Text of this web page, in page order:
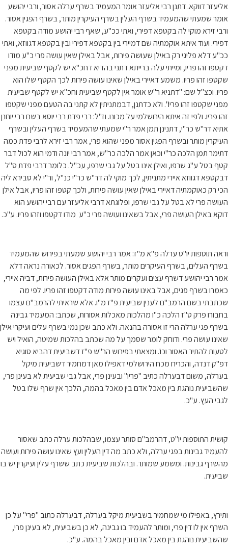
אליעזר דווקא. דתנן רבי אליעזר אומר המעמיד בשרף ערלה אסור, ורבי יהושע
אומר שמעתי שהמעמיד בשרף העלין בשרף העיקרין מותר, בשרף הפגין אסור.
ורבי זירא מוקי לה בקטפא דפירי, ואתי ככ"ע, שאף רבי יהושע מודה בקטפא
דפירי. ועוד איתא אוקמתיה שם דמיירי בין בקטפא דפירי ובין בקטפא דגווזא, ואתי
ככ"ע דלא פליגי רק באילן שעושה פירות, אבל באילן שאין עושה פרי כ"ע מודו
דקטפו זהו פריו, ומייתי עלה ברייתא דתני בהדיא דחכ"א יש לקטף שביעית מפני
שקטפו זהו פריו. משמע דאיירי באילן שאינו עושה פירות לכך הקטף שלו הוא
פריו. וכצ"ל שם: "דתניא ר"ש אומר אין לקטף שביעית וחכ"א יש לקטף שביעית
מפני שקטפו זהו פריו". ולא כדתנן, דבמתניתין לא קתני בה הטעם מפני שקטפו
זהו פריו. ולפי זה איתא הירושלמי על מכונו. וז"ל: רבי פדת רבי יוסא בשם רבי יוחנן
אתיא דר"ש כר"י, דתנינן תמן אמר ר"י שמעתי שהמעמיד בשרף העלין ובשרף
העיקרין מותר ובשרף הפגין אסור מפני שהוא פרי, אמר רבי זירא לרבי פדת כמה
דתימר תמן הלכה כר"י וכאן אמר הלכה כר"ש, אמר רבי יונה ודמי הוא לכול דבר
קטף בטל ע"ג שרפו, ואילן אינו בטל על גבי שרפו, עכ"ל. כלומר דרבי פדת ס"ל
דבקטפא דגווזא איירי מתניתין, לכך מוקי לה דר"ש כר"י כנ"ל, ור"י לא סבירא ליה
הכי רק כאוקמתיה דאיירי באילן שאין עושה פירות, ולכך קטפו זהו פריו, אבל אילן
העושה פרי לא בטל על גבי שרפו, ופלוגתא דרבי אליעזר עם רבי יהושע הוא
דוקא באילן העושה פרי, אבל בשאינו ועושה פרי כ"ע מודו דקטפו וזהו פריו. ע"כ.
וראה תוספות יו"ט ערלה פ"א מ"ז: אמר רבי יהושע שמעתי בפירוש שהמעמיד
בשרף העלים, בשרף העיקרים מותר, בשרף הפגים אסור. לכאורה נראה דלא
אמר רבי יהושע דשרף עצים ועקרים מותר אלא באילן העושה פירות, דביה איירי,
כאמרו בשרף פגים, אבל באינו עושה פירות מודה דקטפו זהו פריו. לפי מה
שכתבתי בשם הרמב"ם לענין שביעית פ"ז מ"ו. אלא שראיתי להרמב"ם עצמו
בחבורו פרק ט"ז הלכה כ"ו מהלכות מאכלות אסורות, שכתב: המעמיד גבינה
בשרף פגי ערלה הרי זו אסורה בהנאה. ולא כתב שכן נמי בשרף עלים ועיקרי אילן
שאינו עושה פרי. ודוחק לומר שסמך על מה שכתב בהלכות שמיטה, הואיל ויש
לטעות להתיר האסור וכו'. ומצאתי בפירוש הר"ש פ"ז דשביעית דהביא סוגיא
דפ"ק דנדה, והכריח מכח הירושלמי דאפילו מאן דמחמיר דשביעית מיקל
בערלה, משום דבערלה כתיב "פריו" ובעינן פרי, אבל גבי שביעית לא בעינן פרי,
שהשביעית נוהגת בין מאכל אדם בין מאכל בהמה, הלכך אין שרף שלו בטל
לגבי העץ. ע"כ.
קושית התוספות יו"ט, דהרמב"ם סותר עצמו, שבהלכות ערלה כתב שאסור
להעמיד גבינות בפגי ערלה, ולא כתב מה דין העלין ועץ שאינו עושה פירות ועושה
מהשרף גבינות. ומשמע שמותר. ובהלכות שביעית כתב ששרף עלין ועיקרין יש בו
שביעית.
ותירץ, באפילו מי שמחמיר בשביעית מיקל בערלה, דבערלה כתוב "פרי" על כן
השרף אין לו דין פרי, ומותר להעמיד בו גבינה, לא כן בשביעית, לא בעינן פרי,
שהשביעית נוהגת בין מאכל אדם ובין מאכל בהמה. ע"כ.